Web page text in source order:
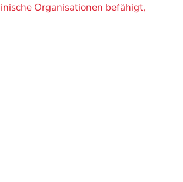
Organisationen befähigt,